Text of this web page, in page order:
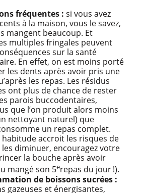
fréquentes : si vous avez
à la maison, vous le savez,
mangent beaucoup. Et
multiples fringales peuvent
sur la santé
En effet, on est moins porté
les dents après avoir pris une
les repas. Les résidus
ont plus de chance de rester
parois buccodentaires,
que l’on produit alors moins
nettoyant naturel) que
un repas complet.
habitude accroit les risques de
les diminuer, encouragez votre
la bouche après avoir
mangé son 5erepas du jour !).
de boissons sucrées :
gazeuses et énergisantes,